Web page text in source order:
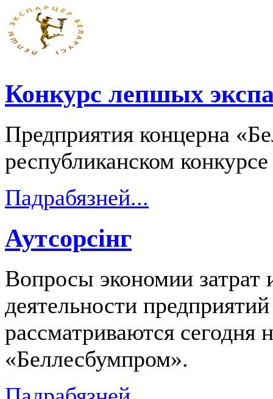
Конкурс лепшых
Предприятия концерна
республиканском
Падрабязней...
Аутсорсінг
Вопросы экономии
деятельности
рассматриваются сегодня
«Беллесбумпром».